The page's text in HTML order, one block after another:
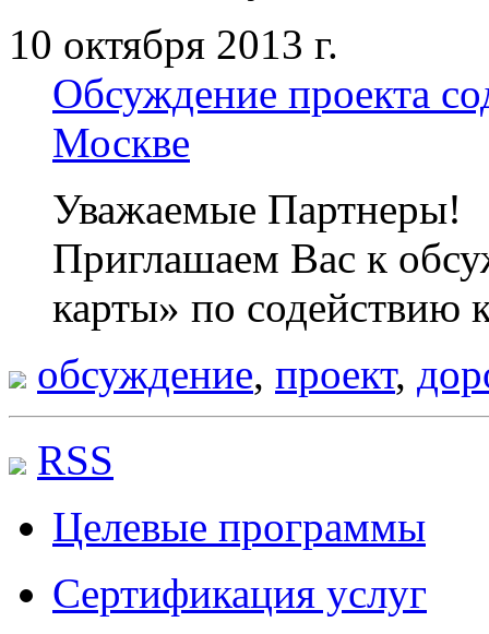
10 октября 2013 г.
Обсуждение проекта
Москве
Уважаемые Партнеры!
Приглашаем Вас к
карты» по содействию
обсуждение, проект,
RSS
Целевые программы
Сертификация услуг